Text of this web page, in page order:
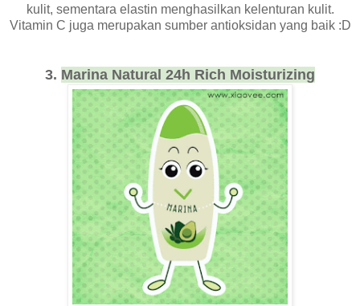
kulit, sementara elastin menghasilkan kelenturan kulit.
Vitamin C juga merupakan sumber antioksidan yang baik :D
3. Marina Natural 24h Rich Moisturizing